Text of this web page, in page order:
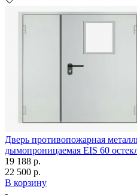
Дверь противопожарная
дымопроницаемая EIS 60
19 188 р.
22 500 р.
В корзину